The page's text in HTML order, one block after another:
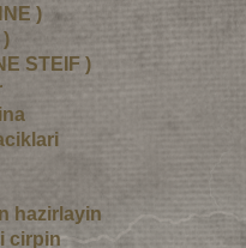
)
STEIF )
hazirlayin
cirpin